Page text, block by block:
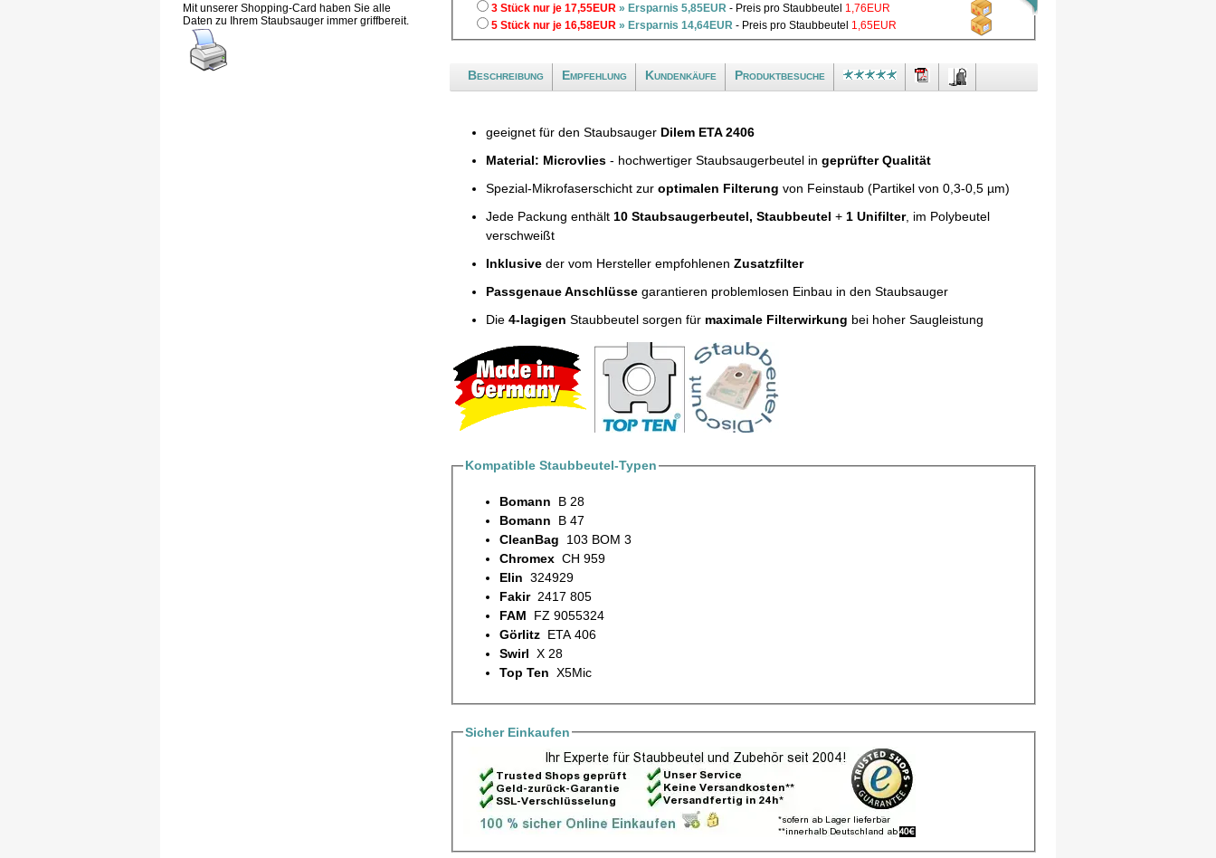
3 Stück nur je 17,55EUR » Ersparnis 5,85EUR - Preis pro Staubbeutel 1,76EUR
5 Stück nur je 16,58EUR » Ersparnis 14,64EUR - Preis pro Staubbeutel 1,65EUR
Beschreibung Empfehlung Kundenkäufe Produktbesuche
geeignet für den Staubsauger Dilem ETA 2406
Material: Microvlies - hochwertiger Staubsaugerbeutel in geprüfter Qualität
Spezial-Mikrofaserschicht zur optimalen Filterung von Feinstaub (Partikel von 0,3-0,5 µm)
Jede Packung enthält 10 Staubsaugerbeutel, Staubbeutel + 1 Unifilter, im Polybeutel
verschweißt
Inklusive der vom Hersteller empfohlenen Zusatzfilter
Passgenaue Anschlüsse garantieren problemlosen Einbau in den Staubsauger
Die 4-lagigen Staubbeutel sorgen für maximale Filterwirkung bei hoher Saugleistung
Kompatible Staubbeutel-Typen
Bomann B 28
Bomann B 47
CleanBag 103 BOM 3
ChromexCH 959
Elin 324929
Fakir2417 805
FAM FZ 9055324
GörlitzETA 406
Swirl X 28
Top Ten X5Mic
Sicher Einkaufen
Mit unserer Shopping-Card haben Sie alle
Daten zu Ihrem Staubsauger immer griffbereit.